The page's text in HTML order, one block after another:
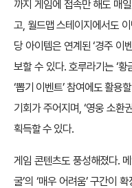
까지 게임에 접속만 해도 매
고, 월드맵 스테이지에서도
당 아이템은 연계된 ‘경주 이
보할 수 있다. 호루라기는 ‘
‘뽑기 이벤트’ 참여에도 활용
기회가 주어지며, ‘영웅 소환
획득할 수 있다.
게임 콘텐츠도 풍성해졌다.
굴’의 ‘매우 어려움’ 구간이